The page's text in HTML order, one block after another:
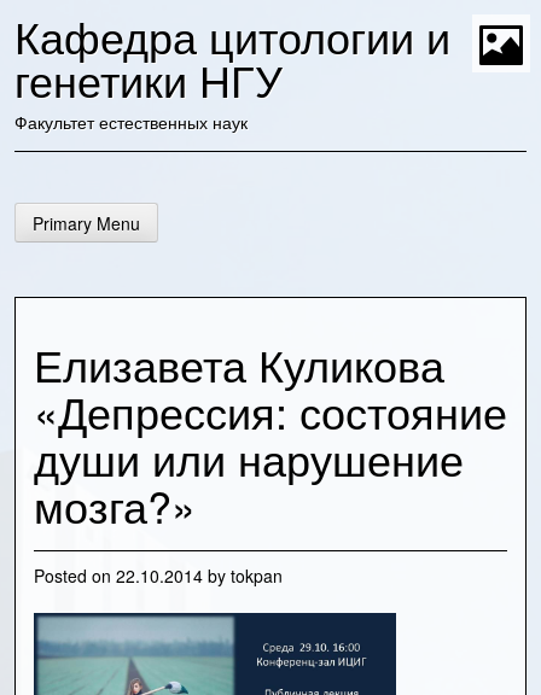
content
Кафедра цитологии и
генетики НГУ
Факультет естественных наук
Primary Menu
Елизавета Куликова
«Депрессия: состояние
души или нарушение
мозга?»
Posted on 22.10.2014 by tokpan